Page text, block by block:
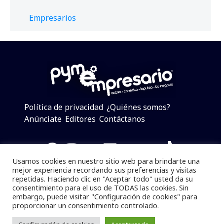
Empresarios
Política de privacidad ¿Quiénes somos?
Anúnciate Editores Contáctanos
Facebook
Instagram
Twitter
LinkedIn
Telegram
YouTube
TikTok
Pymempresario © 2025 Todos los derechos reservados.
Se prohibe el uso de la información total o parcial sin
dar referencia a la fuente.
Usamos cookies en nuestro sitio web para brindarte una
mejor experiencia recordando sus preferencias y visitas
repetidas. Haciendo clic en "Aceptar todo" usted da su
consentimiento para el uso de TODAS las cookies. Sin
embargo, puede visitar "Configuración de cookies" para
proporcionar un consentimiento controlado.